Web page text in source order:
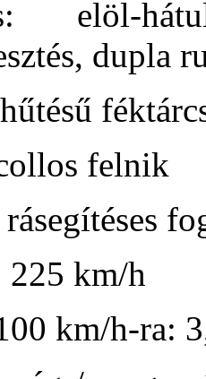
elöl-
dupla
felnik
225 km/h
km/h-ra: